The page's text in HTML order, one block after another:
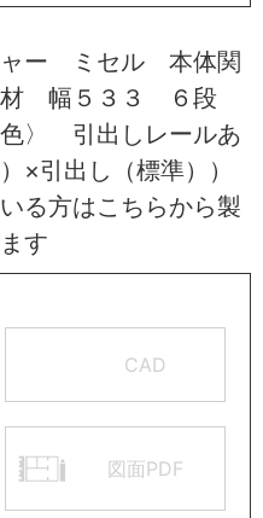
ャー ミセル 本体関
材 幅５３３ ６段
〉 引出しレールあ
×引出し（標準））
る方はこちらから製
す
CAD
図面PDF